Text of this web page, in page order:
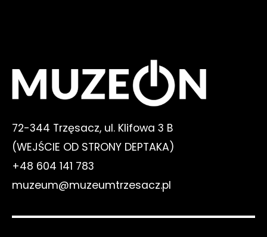
72-344 Trzęsacz, ul. Klifowa 3 B
(WEJŚCIE OD STRONY DEPTAKA)
+48 604 141 783
muzeum@muzeumtrzesacz.pl